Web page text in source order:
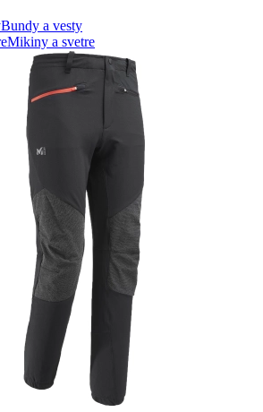
Bundy a vesty
Mikiny a svetre